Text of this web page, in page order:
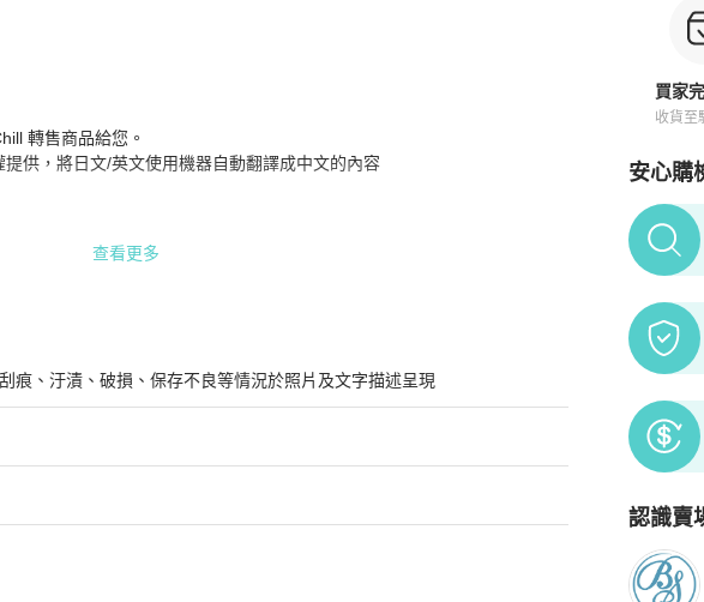
買家
收貨至
安心購
認識賣
PopChill
金色 正品 yk17655
轉售商品給您。
供，將日文/英文使用機器自動翻譯成中文的內容
分（約）/ 手柄垂直高度12公分（約）
片中所示的商品。
查看更多
痕、汙漬、破損、保存不良等情況於照片及文字描述呈現